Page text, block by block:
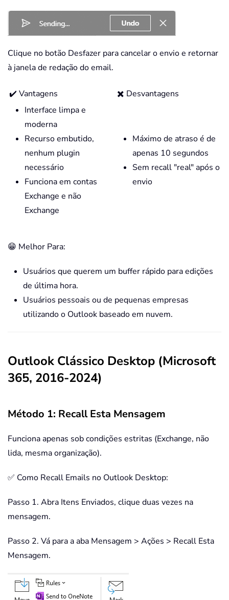
Clique no botão Desfazer para cancelar o envio e retornar
à janela de redação do email.
✔️ Vantagens
✖️ Desvantagens
Interface limpa e
moderna
Recurso embutido,
nenhum plugin
necessário
Funciona em contas
Exchange e não
Exchange
Máximo de atraso é de
apenas 10 segundos
Sem recall "real" após o
envio
😁 Melhor Para:
Usuários que querem um buffer rápido para edições
de última hora.
Usuários pessoais ou de pequenas empresas
utilizando o Outlook baseado em nuvem.
Outlook Clássico Desktop (Microsoft
365, 2016-2024)
Método 1: Recall Esta Mensagem
Funciona apenas sob condições estritas (Exchange, não
lida, mesma organização).
✅ Como Recall Emails no Outlook Desktop:
Passo 1. Abra Itens Enviados, clique duas vezes na
mensagem.
Passo 2. Vá para a aba Mensagem > Ações > Recall Esta
Mensagem.